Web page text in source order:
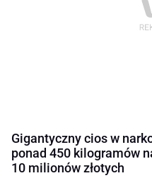
Gigantyczny cios w
ponad 450 kilogramów
10 milionów złotych